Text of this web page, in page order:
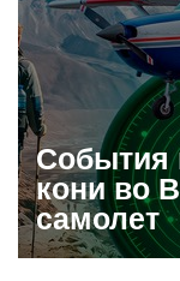
События
кони во
самолет